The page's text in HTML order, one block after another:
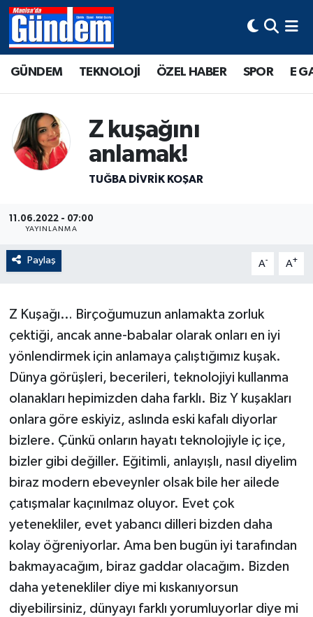
GÜNDEM TEKNOLOJİ ÖZEL HABER SPOR E
Z kuşağını
anlamak!
TUĞBA DIVRIK KOŞAR
11.06.2022 - 07:00
YAYINLANMA
Paylaş A- A+
Z Kuşağı… Birçoğumuzun anlamakta zorluk
çektiği, ancak anne-babalar olarak onları en iyi
yönlendirmek için anlamaya çalıştığımız kuşak.
Dünya görüşleri, becerileri, teknolojiyi kullanma
olanakları hepimizden daha farklı. Biz Y kuşakları
onlara göre eskiyiz, aslında eski kafalı diyorlar
bizlere. Çünkü onların hayatı teknolojiyle iç içe,
bizler gibi değiller. Eğitimli, anlayışlı, nasıl diyelim
biraz modern ebeveynler olsak bile her ailede
çatışmalar kaçınılmaz oluyor. Evet çok
yetenekliler, evet yabancı dilleri bizden daha
kolay öğreniyorlar. Ama ben bugün iyi tarafından
bakmayacağım, biraz gaddar olacağım. Bizden
daha yetenekliler diye mi kıskanıyorsun
diyebilirsiniz, dünyayı farklı yorumluyorlar diye mi
Manisa Hava Durumu
Süper Lig Puan Durumu ve Fikstür
Tüm Manşetler
Haber Arşivi